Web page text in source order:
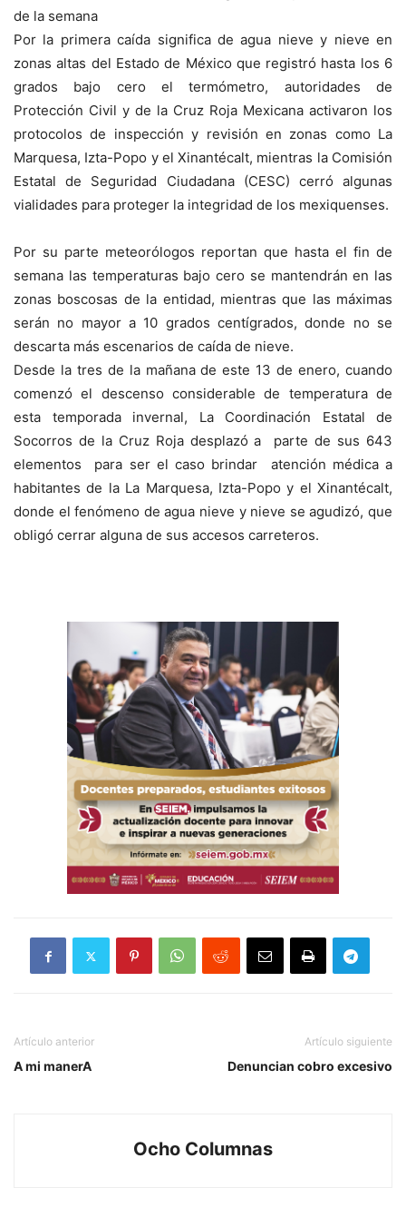
de la semana
Por la primera caída significa de agua nieve y nieve en
zonas altas del Estado de México que registró hasta los 6
grados bajo cero el termómetro, autoridades de
Protección Civil y de la Cruz Roja Mexicana activaron los
protocolos de inspección y revisión en zonas como La
Marquesa, Izta-Popo y el Xinantécalt, mientras la Comisión
Estatal de Seguridad Ciudadana (CESC) cerró algunas
vialidades para proteger la integridad de los mexiquenses.
Por su parte meteorólogos reportan que hasta el fin de
semana las temperaturas bajo cero se mantendrán en las
zonas boscosas de la entidad, mientras que las máximas
serán no mayor a 10 grados centígrados, donde no se
descarta más escenarios de caída de nieve.
Desde la tres de la mañana de este 13 de enero, cuando
comenzó el descenso considerable de temperatura de
esta temporada invernal, La Coordinación Estatal de
Socorros de la Cruz Roja desplazó a parte de sus 643
elementos para ser el caso brindar atención médica a
habitantes de la La Marquesa, Izta-Popo y el Xinantécalt,
donde el fenómeno de agua nieve y nieve se agudizó, que
obligó cerrar alguna de sus accesos carreteros.
Artículo anterior
A mi manerA
Artículo siguiente
Denuncian cobro excesivo
Ocho Columnas